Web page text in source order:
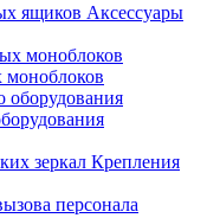
Аксессуары
моноблоков
Крепления